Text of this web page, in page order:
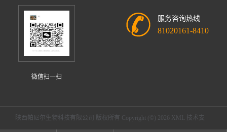
微信扫一扫
服务咨询热线
81020161-8410
陕西帕尼尔生物科技有限公司 版权所有 Copyright (©) 2026 XML 技术支